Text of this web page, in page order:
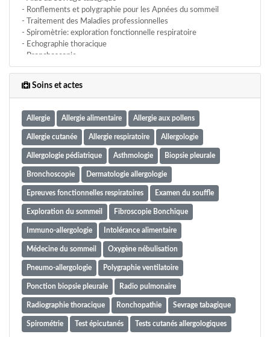
- Ronflements et polygraphie pour les Apnées du sommeil
- Traitement des Maladies professionnelles
- Spiromètrie: exploration fonctionnelle respiratoire
- Echographie thoracique
- Bronchoscopie
- Tests cutanés et désensibilisation
- Oxygène
- Ponction biopsie pleurale
Soins et actes
Allergie Allergie alimentaire Allergie aux pollens
Allergie cutanée Allergie respiratoire Allergologie
Allergologie pédiatrique Asthmologie Biopsie pleurale
Bronchoscopie Dermatologie allergologie
Epreuves fonctionnelles respiratoires Examen du souffle
Exploration du sommeil Fibroscopie Bonchique
Immuno-allergologie Intolérance alimentaire
Médecine du sommeil Oxygène nébulisation
Pneumo-allergologie Polygraphie ventilatoire
Ponction biopsie pleurale Radio pulmonaire
Radiographie thoracique Ronchopathie Sevrage tabagique
Spirométrie Test épicutanés Tests cutanés allergologiques